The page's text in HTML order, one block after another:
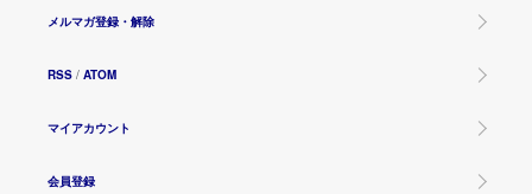
メルマガ登録・解除
RSS / ATOM
マイアカウント
会員登録